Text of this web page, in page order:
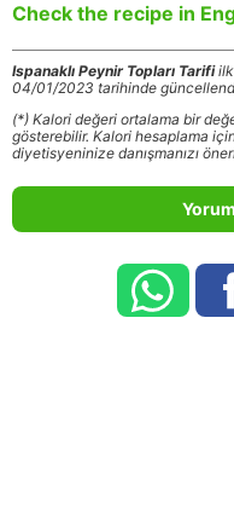
Check the recipe in
Ispanaklı Peynir Topları Tarifiilk
04/01/2023 tarihinde
(*) Kalori değeri ortalama bir
gösterebilir. Kalori hesaplama
diyetisyeninize danışmanızı